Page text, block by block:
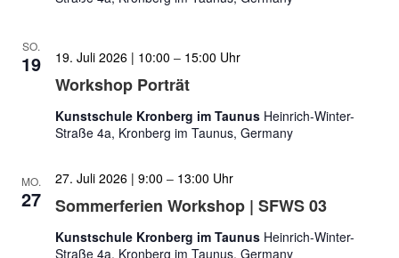
SO.
19
Workshop Porträt
19. Juli 2026 | 10:00 – 15:00
Kunstschule Kronberg im Taunus Heinrich-Winter-
Straße 4a, Kronberg im Taunus, Germany
MO.
27 Sommerferien Workshop | SFWS 03
27. Juli 2026 | 9:00 – 13:00
Kunstschule Kronberg im Taunus Heinrich-Winter-
Straße 4a, Kronberg im Taunus, Germany